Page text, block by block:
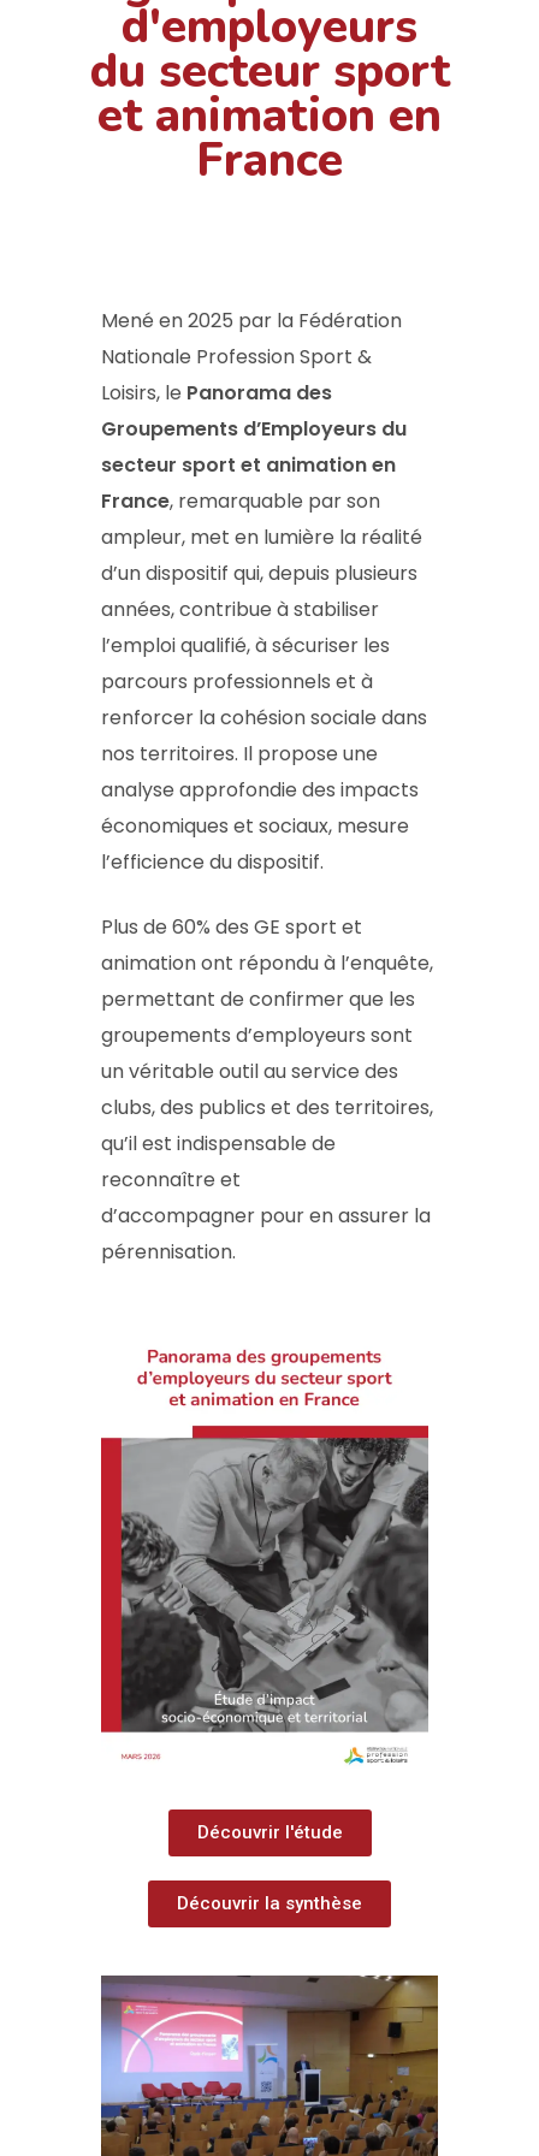
d'employeurs
du secteur sport
et animation en
France
Mené en 2025 par la Fédération
Nationale Profession Sport &
Loisirs, le Panorama des
Groupements d’Employeurs du
secteur sport et animation en
France, remarquable par son
ampleur, met en lumière la réalité
d’un dispositif qui, depuis plusieurs
années, contribue à stabiliser
l’emploi qualifié, à sécuriser les
parcours professionnels et à
renforcer la cohésion sociale dans
nos territoires. Il propose une
analyse approfondie des impacts
économiques et sociaux, mesure
l’efficience du dispositif.
Plus de 60% des GE sport et
animation ont répondu à l’enquête,
permettant de confirmer que les
groupements d’employeurs sont
un véritable outil au service des
clubs, des publics et des territoires,
qu’il est indispensable de
reconnaître et
d’accompagner pour en assurer la
pérennisation.
Découvrir l'étude
Découvrir la synthèse